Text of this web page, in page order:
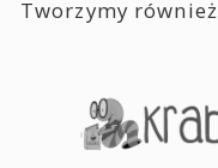
Tworzymy również